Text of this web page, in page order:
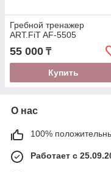
Гребной тренажер
ART.FiT AF-5505
55 000 ₸
Купить
О нас
100%
Работает с